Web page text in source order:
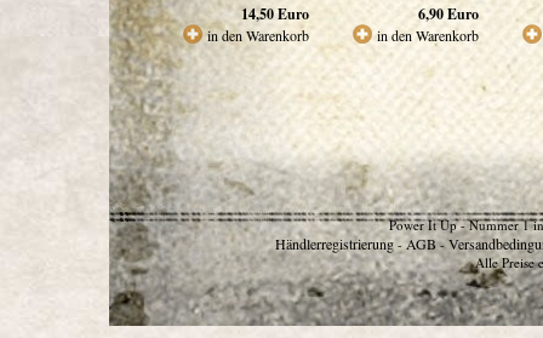
14,50Euro
in den Warenkorb
6,90Euro
in den Warenkorb
Power It Up - Nummer 1
Händlerregistrierung - AGB -
Alle Preise